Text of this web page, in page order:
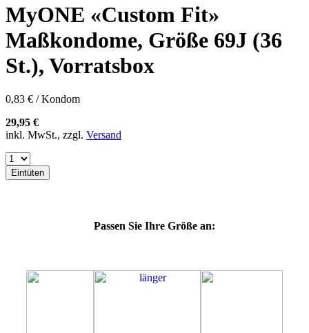
57G
57H
57K
60E
60F
60G
60J
60K
60L
64E
64K
64L
MyONE «Custom Fit»
Maßkondome, Größe 69J (36
St.), Vorratsbox
0,83 € / Kondom
29,95 €
inkl. MwSt., zzgl. Versand
Eintüten
Passen Sie Ihre Größe an: